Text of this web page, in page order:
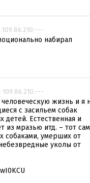
109.86.210.---
набирал
109.86.210.---
жизнь и я
с засильем собак
Естественная и
из мразью итд. – тот
собаками, умерших от
уколы от